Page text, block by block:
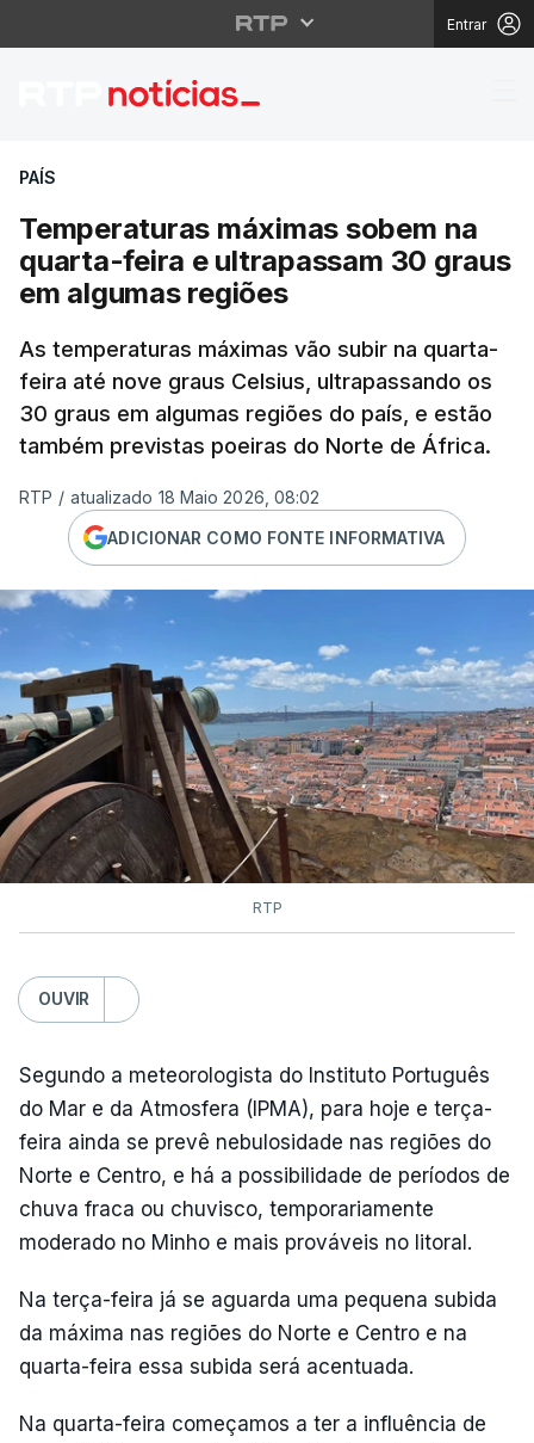
Entrar
Temperaturas
PAÍS
Temperaturas máximas sobem na
quarta-feira e ultrapassam 30 graus
em algumas regiões
As temperaturas máximas vão subir na quarta-
feira até nove graus Celsius, ultrapassando os
30 graus em algumas regiões do país, e estão
também previstas poeiras do Norte de África.
RTP / atualizado 18 Maio 2026, 08:02
ADICIONAR COMO FONTE INFORMATIVA
RTP
OUVIR
Segundo a meteorologista do Instituto Português
do Mar e da Atmosfera (IPMA), para hoje e terça-
feira ainda se prevê nebulosidade nas regiões do
Norte e Centro, e há a possibilidade de períodos de
chuva fraca ou chuvisco, temporariamente
moderado no Minho e mais prováveis no litoral.
Na terça-feira já se aguarda uma pequena subida
da máxima nas regiões do Norte e Centro e na
quarta-feira essa subida será acentuada.
Na quarta-feira começamos a ter a influência de